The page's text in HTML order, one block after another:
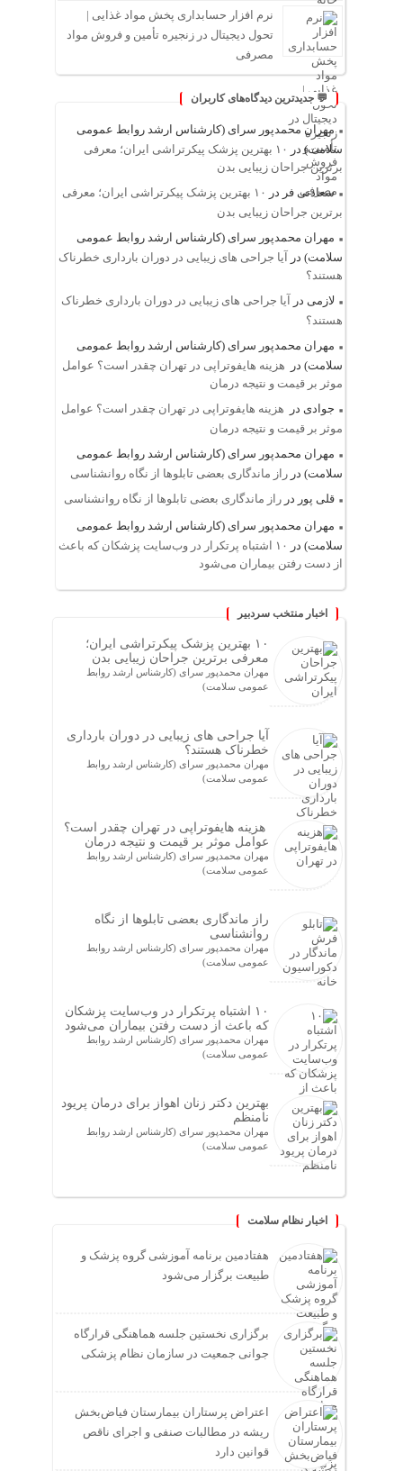
نرم افزار حسابداری پخش مواد غذایی |
تحول دیجیتال در زنجیره تأمین و فروش مواد
مصرفی
💬 جدیدترین دیدگاه‌های کاربران
مهران محمدپور سرای (کارشناس ارشد روابط عمومی
سلامت) در
۱۰ بهترین پزشک پیکرتراشی ایران؛ معرفی
برترین جراحان زیبایی بدن
سعادتی فر در
۱۰ بهترین پزشک پیکرتراشی ایران؛ معرفی
برترین جراحان زیبایی بدن
مهران محمدپور سرای (کارشناس ارشد روابط عمومی
سلامت) در
آیا جراحی های زیبایی در دوران بارداری خطرناک
هستند؟
لازمی در
آیا جراحی های زیبایی در دوران بارداری خطرناک
هستند؟
مهران محمدپور سرای (کارشناس ارشد روابط عمومی
سلامت) در
هزینه هایفوتراپی در تهران چقدر است؟ عوامل
موثر بر قیمت و نتیجه درمان
جوادی در
هزینه هایفوتراپی در تهران چقدر است؟ عوامل
موثر بر قیمت و نتیجه درمان
مهران محمدپور سرای (کارشناس ارشد روابط عمومی
سلامت) در راز ماندگاری بعضی تابلوها از نگاه روانشناسی
قلی پور در راز ماندگاری بعضی تابلوها از نگاه روانشناسی
مهران محمدپور سرای (کارشناس ارشد روابط عمومی
سلامت) در
۱۰ اشتباه پرتکرار در وب‌سایت پزشکان که باعث
از دست رفتن بیماران می‌شود
اخبار منتخب سردبیر
۱۰ بهترین پزشک پیکرتراشی ایران؛
معرفی برترین جراحان زیبایی بدن
مهران محمدپور سرای (کارشناس ارشد روابط
عمومی سلامت)
آیا جراحی های زیبایی در دوران بارداری
خطرناک هستند؟
مهران محمدپور سرای (کارشناس ارشد روابط
عمومی سلامت)
هزینه هایفوتراپی در تهران چقدر است؟
عوامل موثر بر قیمت و نتیجه درمان
مهران محمدپور سرای (کارشناس ارشد روابط
عمومی سلامت)
راز ماندگاری بعضی تابلوها از نگاه
روانشناسی
مهران محمدپور سرای (کارشناس ارشد روابط
عمومی سلامت)
۱۰ اشتباه پرتکرار در وب‌سایت پزشکان
که باعث از دست رفتن بیماران می‌شود
مهران محمدپور سرای (کارشناس ارشد روابط
عمومی سلامت)
بهترین دکتر زنان اهواز برای درمان پریود
نامنظم
مهران محمدپور سرای (کارشناس ارشد روابط
عمومی سلامت)
اخبار نظام سلامت
هفتادمین برنامه آموزشی گروه پزشک و
طبیعت برگزار می‌شود
برگزاری نخستین جلسه هماهنگی قرارگاه
جوانی جمعیت در سازمان نظام پزشکی
اعتراض پرستاران بیمارستان فیاض‌بخش
ریشه در مطالبات صنفی و اجرای ناقص
قوانین دارد